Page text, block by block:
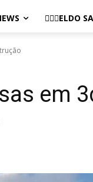
🏃🏻‍♂️ELDO
em